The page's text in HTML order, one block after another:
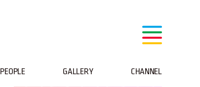
PEOPLE GALLERY CHANNEL